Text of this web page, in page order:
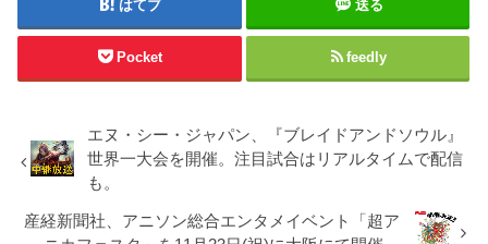
はてブ 送る
Pocket feedly
エヌ・シー・ジャパン、『ブレイドアンドソウル』
世界一大会を開催。注目試合はリアルタイムで配信
も。
産経新聞社、アニソン総合エンタメイベント「超ア